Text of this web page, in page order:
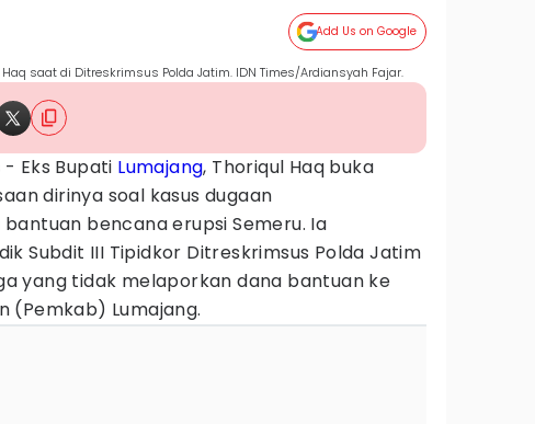
Add Us on Google
saat di Ditreskrimsus Polda Jatim. IDN Times/Ardiansyah Fajar.
- Eks Bupati Lumajang, Thoriqul Haq buka
dirinya soal kasus dugaan
bencana erupsi Semeru. Ia
Subdit III Tipidkor Ditreskrimsus Polda Jatim
yang tidak melaporkan dana bantuan ke
(Pemkab) Lumajang.